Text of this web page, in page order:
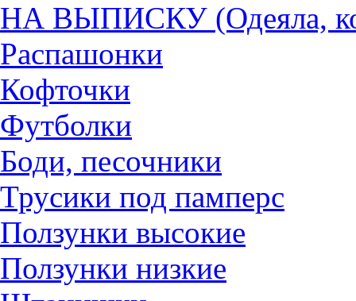
НА ВЫПИСКУ (Одеяла,
Распашонки
Кофточки
Футболки
Боди, песочники
Трусики под памперс
Ползунки высокие
Ползунки низкие